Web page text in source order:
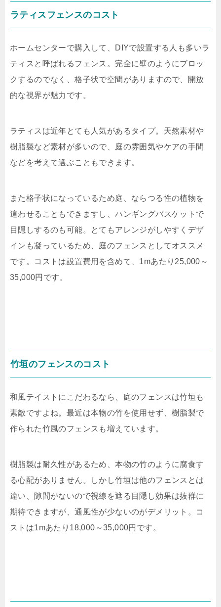
ラティスフェンスのコスト
ホームセンターで購入して、 DIYで設置する人も多いラ
ティスと呼ばれるフェンス。完全に壁のようにブロッ
クするのでなく、格子状で空間がありますので、開放
的な視界が魅力です。
ラティスは近年とても人気があるタイプ。天然素材や
樹脂製など素材が多いので、庭の雰囲気やケアの手間
などを考えて選ぶこともできます。
また格子状になっているため庭、ならつる性の植物を
這わせることもできますし、ハンギングバスケットで
目隠しするのも可能。とてもアレンジがしやすくデザ
インも凝っているため、庭のフェンスとしてオススメ
です。コストは設置費用を含めて、 1mあたり 25,000 ～
35,000円です。
竹垣のフェンスのコスト
和風テイストにこだわるなら、庭のフェンスは竹垣も
素敵ですよね。最近は本物の竹を使用せず、樹脂製で
作られた竹風のフェンスも増えています。
樹脂製は耐久性があるため、本物の竹のように腐食す
る心配がありません。しかし竹垣は他のフェンスとは
違い、隙間がないので視線を遮る目隠し効果は抜群に
期待できますが、通風性が少ないのがデメリット。コ
ストは1mあたり 18,000 ～35,000円です。